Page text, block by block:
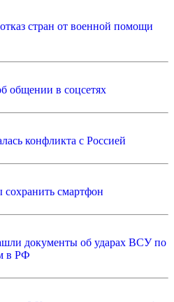
стран от военной помощи
общении в соцсетях
конфликта с Россией
смартфон
документы об ударах ВСУ по
в РФ